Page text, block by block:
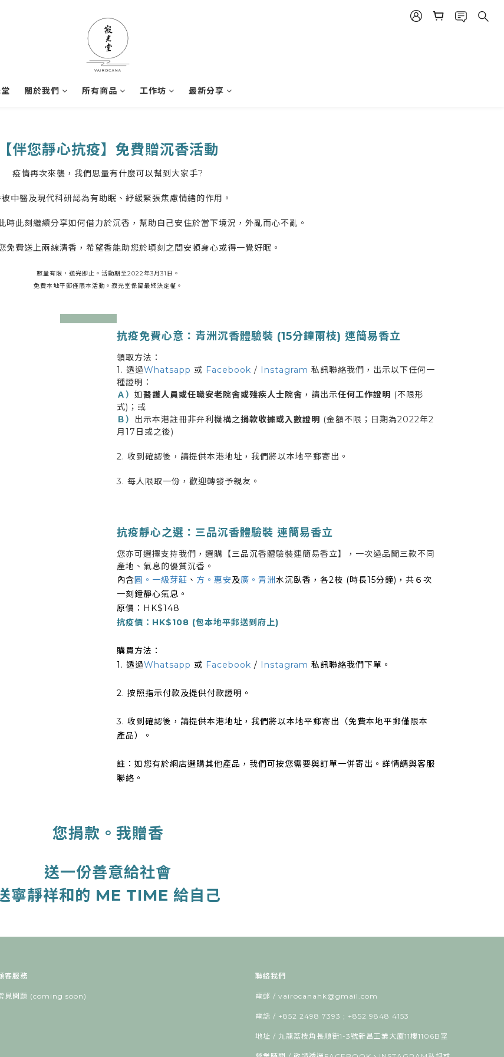
關於我們 所有商品 工作坊 最新分享
【伴您靜心抗疫】免費贈沉香活動
疫情再次來襲，我們思量有什麼可以幫到大家手?
被中醫及現代科研認為有助眠、紓緩緊張焦慮情緒的作用。
時此刻繼續分享如何借力於沉香，幫助自己安住於當下境況，外亂而心不亂。
免費送上兩線清香，希望香能助您於頃刻之間安頓身心或得一覺好眠。
數量有限，送完即止。活動期至2022年3月31日。
免費本地平郵僅限本活動。寂光堂保留最終決定權。
prev next
抗疫免費心意：青洲沉香體驗裝 (15分鐘兩枝) 連簡易香立
領取方法：
1. 透過Whatsapp 或 Facebook / Instagram 私訊聯絡我們，出示以下任何一
種證明：
Ａ） 如醫護人員或任職安老院舍或殘疾人士院舍 ，請出示任何工作證明 (不限形
式)；或
Ｂ） 出示本港註冊非弁利機構之捐款收據或入數證明 (金額不限；日期為2022年2
月17日或之後)
2. 收到確認後，請提供本港地址，我們將以本地平郵寄出。
3. 每人限取一份，歡迎轉發予親友。
抗疫靜心之選：三品沉香體驗裝 連簡易香立
您亦可選擇支持我們，選購【三品沉香體驗裝連簡易香立】，一次過品聞三款不同
產地、氣息的優質沉香。
內含圓。一級芽莊 、 方。惠安及廣。青洲水沉臥香，各2枝 (時長15分鐘)，共６次
一刻鐘靜心氣息。
原價：HK$148
抗疫價：HK$108 (包本地平郵送到府上)
購買方法：
1. 透過Whatsapp 或 Facebook / Instagram 私訊聯絡我們下單。
2. 按照指示付款及提供付款證明。
3. 收到確認後，請提供本港地址，我們將以本地平郵寄出（免費本地平郵僅限本
產品）。
註：如您有於網店選購其他產品，我們可按您需要與訂單一併寄出。詳情請與客服
聯絡。
您捐款。我贈香
送一份善意給社會
寧靜祥和的 ME TIME 給自己
客服務
見問題 (coming soon)
聯絡我們
電郵 / vairocanahk@gmail.com
電話 / +852 2498 7393 ; +852 9848 4153
地址 / 九龍荔枝角長順街1-3號新昌工業大廈11樓1106B室